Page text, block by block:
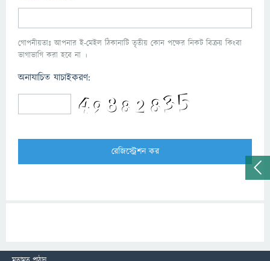
গোপনীয়তাঃ আপনার ই-মেইল ঠিকানাটি তৃতীয় কোন পক্ষের নিকট বিক্রয় কিংবা
ভাগাভাগি করা হবে না ।
অনাযাচিত যাচাইকরণ: